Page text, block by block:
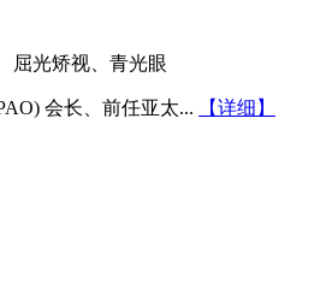
屈光矫视、青光眼
会长、前任亚太... 【详细】